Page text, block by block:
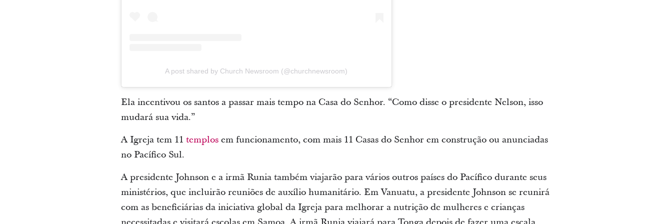
A post shared by Church Newsroom (@churchnewsroom)
Ela incentivou os santos a passar mais tempo na Casa do Senhor. “Como disse o presidente Nelson, isso
mudará sua vida.”
A Igreja tem 11 templosem funcionamento, com mais 11 Casas do Senhor em construção ou anunciadas
no Pacífico Sul.
A presidente Johnson e a irmã Runia também viajarão para vários outros países do Pacífico durante seus
ministérios, que incluirão reuniões de auxílio humanitário. Em Vanuatu, a presidente Johnson se reunirá
com as beneficiárias da iniciativa global da Igreja para melhorar a nutrição de mulheres e crianças